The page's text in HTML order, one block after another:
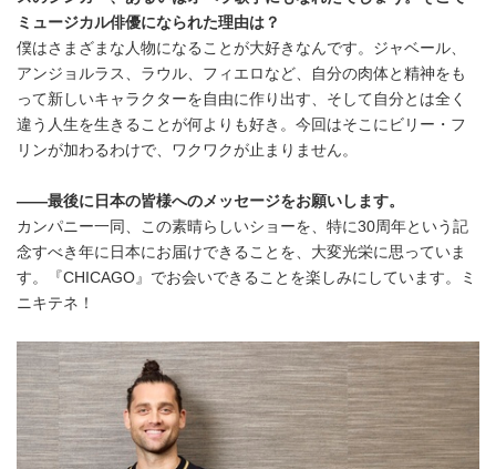
ミュージカル俳優になられた理由は？
僕はさまざまな人物になることが大好きなんです。ジャベール、
アンジョルラス、ラウル、フィエロなど、自分の肉体と精神をも
って新しいキャラクターを自由に作り出す、そして自分とは全く
違う人生を生きることが何よりも好き。今回はそこにビリー・フ
リンが加わるわけで、ワクワクが止まりません。
――最後に日本の皆様へのメッセージをお願いします。
カンパニー一同、この素晴らしいショーを、特に30周年という記
念すべき年に日本にお届けできることを、大変光栄に思っていま
す。『CHICAGO』でお会いできることを楽しみにしています。ミ
ニキテネ！